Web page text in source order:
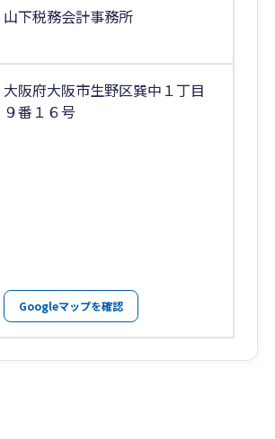
山下税務会計事務所
大阪府大阪市生野区巽中１丁目
９番１６号
Googleマップを確認